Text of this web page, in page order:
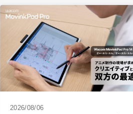
2026/08/06